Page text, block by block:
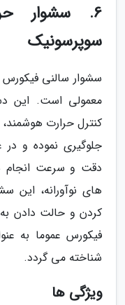
6. سشوار
سوپرسونیک
معمولی است. این
کنترل حرارت
جلوگیری نموده و
دقت و سرعت انجام
های نوآورانه،
کردن و حالت دادن
فیکورس عموما به
شناخته می گردد.
ویژگی ها